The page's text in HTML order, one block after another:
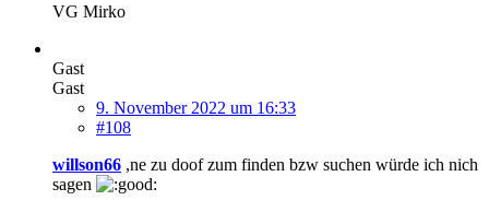
VG Mirko
Gast
Gast
9. November 2022 um 16:33
#108
willson66 ,ne zu doof zum finden bzw suchen würde ich nich
sagen